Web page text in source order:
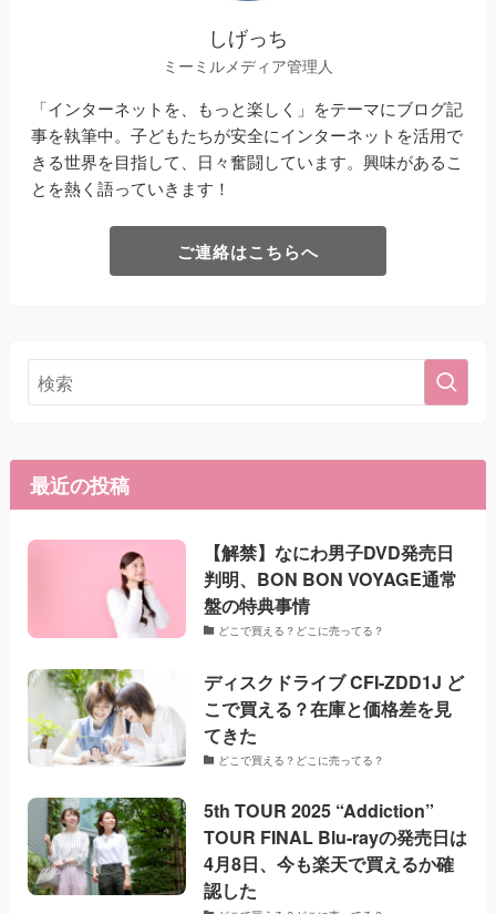
しげっち
ミーミルメディア管理人
「インターネットを、もっと楽しく」をテーマにブログ記
事を執筆中。子どもたちが安全にインターネットを活用で
きる世界を目指して、日々奮闘しています。興味があるこ
とを熱く語っていきます！
ご連絡はこちらへ
最近の投稿
【解禁】なにわ男子DVD発売日
判明、BON BON VOYAGE通常
盤の特典事情
どこで買える？どこに売ってる？
ディスクドライブ CFI-ZDD1J ど
こで買える？在庫と価格差を見
てきた
どこで買える？どこに売ってる？
5th TOUR 2025 “Addiction”
TOUR FINAL Blu-rayの発売日は
4月8日、今も楽天で買えるか確
認した